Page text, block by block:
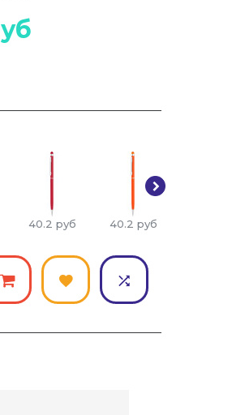
40.2 руб 40.2 руб